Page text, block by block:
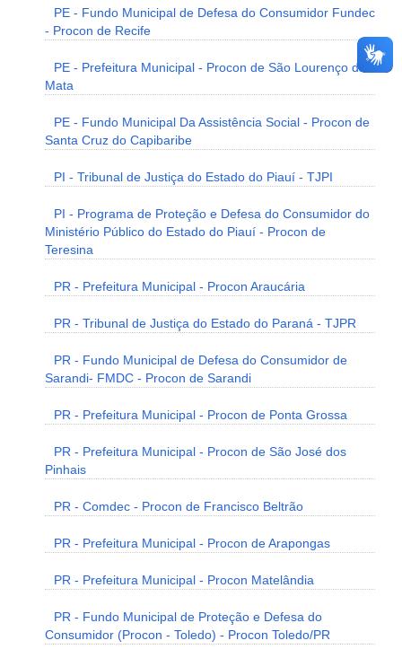
PE - Fundo Municipal de Defesa do Consumidor Fundec
- Procon de Recife
PE - Prefeitura Municipal - Procon de São Lourenço da
Mata
PE - Fundo Municipal Da Assistência Social - Procon de
Santa Cruz do Capibaribe
PI - Tribunal de Justiça do Estado do Piauí - TJPI
PI - Programa de Proteção e Defesa do Consumidor do
Ministério Público do Estado do Piauí - Procon de
Teresina
PR - Prefeitura Municipal - Procon Araucária
PR - Tribunal de Justiça do Estado do Paraná - TJPR
PR - Fundo Municipal de Defesa do Consumidor de
Sarandi- FMDC - Procon de Sarandi
PR - Prefeitura Municipal - Procon de Ponta Grossa
PR - Prefeitura Municipal - Procon de São José dos
Pinhais
PR - Comdec - Procon de Francisco Beltrão
PR - Prefeitura Municipal - Procon de Arapongas
PR - Prefeitura Municipal - Procon Matelândia
PR - Fundo Municipal de Proteção e Defesa do
Consumidor (Procon - Toledo) - Procon Toledo/PR